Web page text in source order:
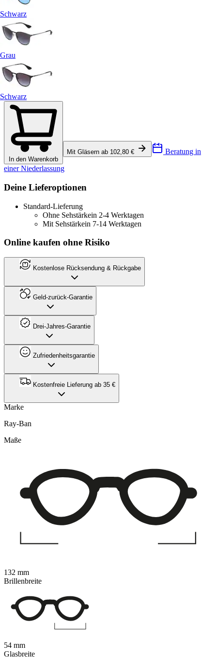
Schwarz
Grau
Schwarz
In den Warenkorb
Mit Gläsern ab 102,80 € Beratung in
einer Niederlassung
Deine Lieferoptionen
Standard-Lieferung
Ohne Sehstärkein 2-4 Werktagen
Mit Sehstärkein 7-14 Werktagen
Online kaufen ohne Risiko
Kostenlose Rücksendung & Rückgabe
Geld-zurück-Garantie
Drei-Jahres-Garantie
Zufriedenheitsgarantie
Kostenfreie Lieferung ab 35 €
Marke
Ray-Ban
Maße
132 mm
Brillenbreite
54 mm
Glasbreite